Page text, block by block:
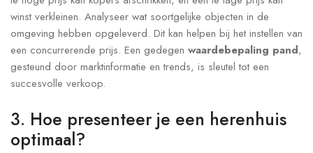
winst verkleinen. Analyseer wat soortgelijke objecten in de
omgeving hebben opgeleverd. Dit kan helpen bij het instellen van
een concurrerende prijs. Een gedegen waardebepaling pand,
gesteund door marktinformatie en trends, is sleutel tot een
succesvolle verkoop.
3. Hoe presenteer je een herenhuis
optimaal?